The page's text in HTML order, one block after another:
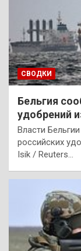
СВОДКИ
Бельгия
удобрений
Власти
российских
Isik / Reuters…